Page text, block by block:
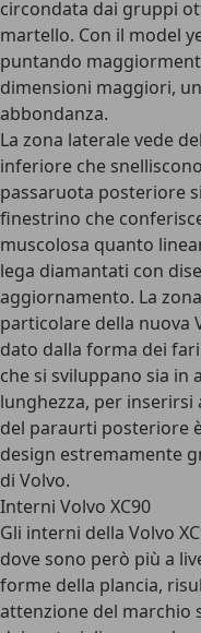
circondata dai gruppi
martello. Con il model
puntando
dimensioni maggiori,
abbondanza.
La zona laterale vede
inferiore che
passaruota posteriore
finestrino che
muscolosa quanto
lega diamantati con
aggiornamento. La
particolare della nuova
dato dalla forma dei
che si sviluppano sia in
lunghezza, per inserirsi
del paraurti posteriore
design estremamente
di Volvo.
Interni Volvo XC90
Gli interni della Volvo
dove sono però più a
forme della plancia,
attenzione del marchio